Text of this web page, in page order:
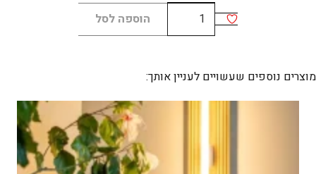
כמות
של
הוספה לסל
מוצרים נוספים שעשויים לעניין אותך: